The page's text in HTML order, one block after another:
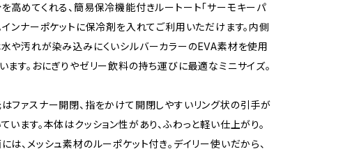
高めてくれる、簡易保冷機能付きルートート「サーモキーパ
インナーポケットに保冷剤を入れてご利用いただけます。内側
水や汚れが染み込みにくいシルバーカラーのEVA素材を使用
ます。おにぎりやゼリー飲料の持ち運びに最適なミニサイズ。
ファスナー開閉、指をかけて開閉しやすいリング状の引手が
います。本体はクッション性があり、ふわっと軽い仕上がり。
は、メッシュ素材のルーポケット付き。デイリー使いだから、